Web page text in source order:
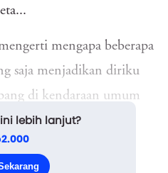
mengapa beberapa
saja menjadikan diriku
di kendaraan umum
para
lebih lanjut?